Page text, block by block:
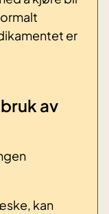
er
av
kan